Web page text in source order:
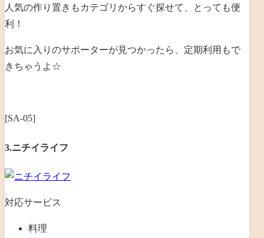
人気の作り置きもカテゴリからすぐ探せて、とっても便
利！
お気に入りのサポーターが見つかったら、定期利用もで
きちゃうよ☆
[SA-05]
3.ニチイライフ
対応サービス
料理